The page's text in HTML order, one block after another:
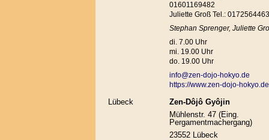
01601169482
Juliette Groß Tel.: 0172564463
Stephan Sprenger, Juliette
di. 7.00 Uhr
mi. 19.00 Uhr
do. 19.00 Uhr
info@zen-dojo-hokyo.de
https://www.zen-dojo-
Lübeck
Zen-Dôjô Gyôjin
Mühlenstr. 47 (Eing.
Pergamentmachergang)
23552 Lübeck